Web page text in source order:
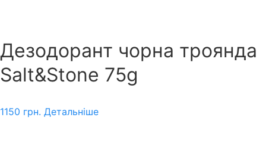
Дезодорант чорна троянда
Salt&Stone 75g
1150 грн. Детальніше